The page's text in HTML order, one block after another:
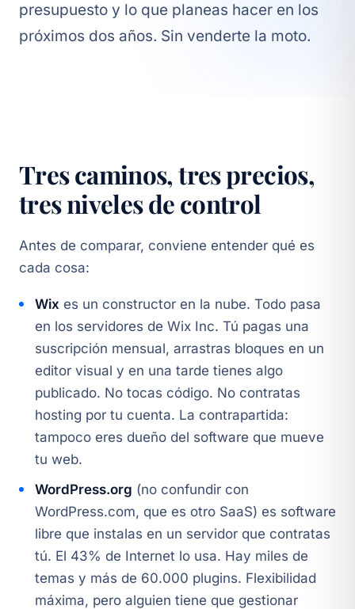
presupuesto y lo que planeas hacer en los
próximos dos años. Sin venderte la moto.
Tres caminos, tres precios,
tres niveles de control
Antes de comparar, conviene entender qué es
cada cosa:
Wix es un constructor en la nube. Todo pasa
en los servidores de Wix Inc. Tú pagas una
suscripción mensual, arrastras bloques en un
editor visual y en una tarde tienes algo
publicado. No tocas código. No contratas
hosting por tu cuenta. La contrapartida:
tampoco eres dueño del software que mueve
tu web.
WordPress.org (no confundir con
WordPress.com, que es otro SaaS) es software
libre que instalas en un servidor que contratas
tú. El 43% de Internet lo usa. Hay miles de
temas y más de 60.000 plugins. Flexibilidad
máxima, pero alguien tiene que gestionar